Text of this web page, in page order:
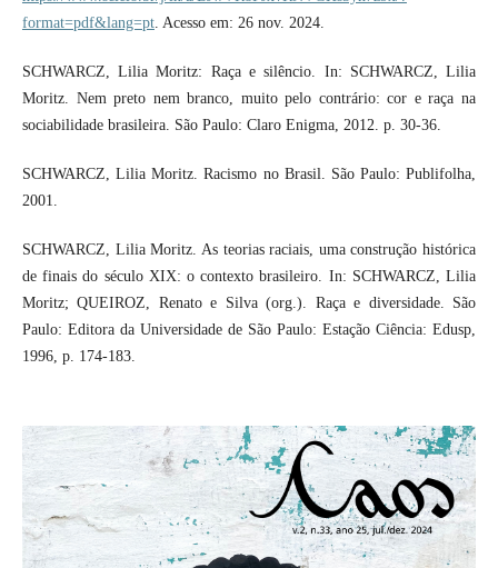
format=pdf&lang=pt. Acesso em: 26 nov. 2024.
SCHWARCZ, Lilia Moritz: Raça e silêncio. In: SCHWARCZ, Lilia
Moritz. Nem preto nem branco, muito pelo contrário: cor e raça na
sociabilidade brasileira. São Paulo: Claro Enigma, 2012. p. 30-36.
SCHWARCZ, Lilia Moritz. Racismo no Brasil. São Paulo: Publifolha,
2001.
SCHWARCZ, Lilia Moritz. As teorias raciais, uma construção histórica
de finais do século XIX: o contexto brasileiro. In: SCHWARCZ, Lilia
Moritz; QUEIROZ, Renato e Silva (org.). Raça e diversidade. São
Paulo: Editora da Universidade de São Paulo: Estação Ciência: Edusp,
1996, p. 174-183.